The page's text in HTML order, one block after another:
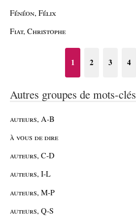
Fénéon, Félix
Fiat, Christophe
1 2 3 4
Autres groupes de mots-clés
auteurs, A-B
à vous de dire
auteurs, C-D
auteurs, I-L
auteurs, M-P
auteurs, Q-S